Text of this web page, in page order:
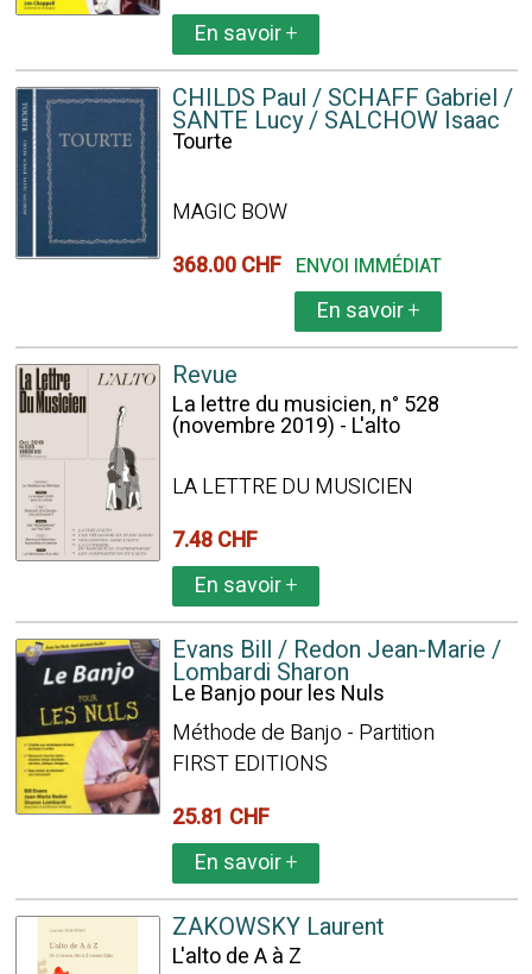
En savoir+
CHILDS Paul / SCHAFF Gabriel /
SANTE Lucy / SALCHOW Isaac
Tourte
MAGIC BOW
368.00 CHF ENVOI IMMÉDIAT
En savoir+
Revue
La lettre du musicien, n° 528
(novembre 2019) - L'alto
LA LETTRE DU MUSICIEN
7.48 CHF
En savoir+
Evans Bill / Redon Jean-Marie /
Lombardi Sharon
Le Banjo pour les Nuls
Méthode de Banjo - Partition
FIRST EDITIONS
25.81 CHF
En savoir+
ZAKOWSKY Laurent
L'alto de A à Z